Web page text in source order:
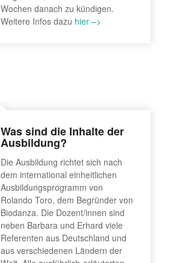
Wochen danach zu kündigen.
Weitere Infos dazu hier –>
Was sind die Inhalte der
Ausbildung?
Die Ausbildung richtet sich nach
dem international einheitlichen
Ausbildungsprogramm von
Rolando Toro, dem Begründer von
Biodanza. Die Dozent/innen sind
neben Barbara und Erhard viele
Referenten aus Deutschland und
aus verschiedenen Ländern der